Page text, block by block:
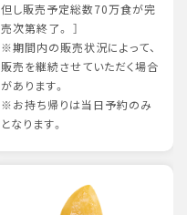
但し販売予定総数70万食が完
売次第終了。 ］
※期間内の販売状況によって、
販売を継続させていただく場合
があります。
※お持ち帰りは当日予約のみ
となります。